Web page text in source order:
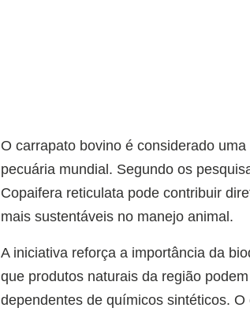
O carrapato bovino é considerado
pecuária mundial. Segundo os
Copaifera reticulata pode contribuir
mais sustentáveis no manejo animal.
A iniciativa reforça a importância da
que produtos naturais da região
dependentes de químicos sintéticos.